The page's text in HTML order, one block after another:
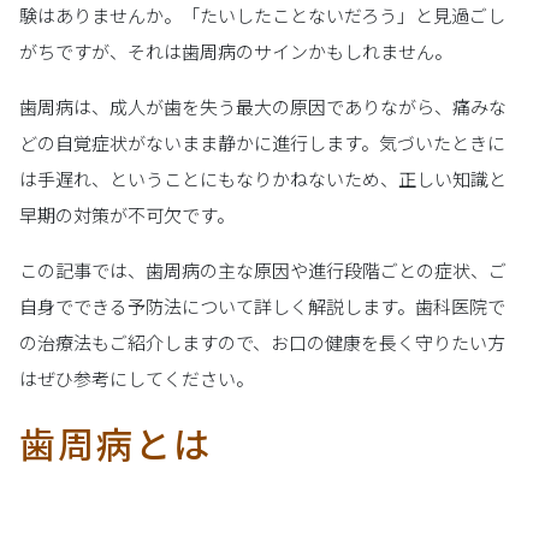
験はありませんか。「たいしたことないだろう」と見過ごし
がちですが、それは歯周病のサインかもしれません。
歯周病は、成人が歯を失う最大の原因でありながら、痛みな
どの自覚症状がないまま静かに進行します。気づいたときに
は手遅れ、ということにもなりかねないため、正しい知識と
早期の対策が不可欠です。
この記事では、歯周病の主な原因や進行段階ごとの症状、ご
自身でできる予防法について詳しく解説します。歯科医院で
の治療法もご紹介しますので、お口の健康を長く守りたい方
はぜひ参考にしてください。
歯周病とは